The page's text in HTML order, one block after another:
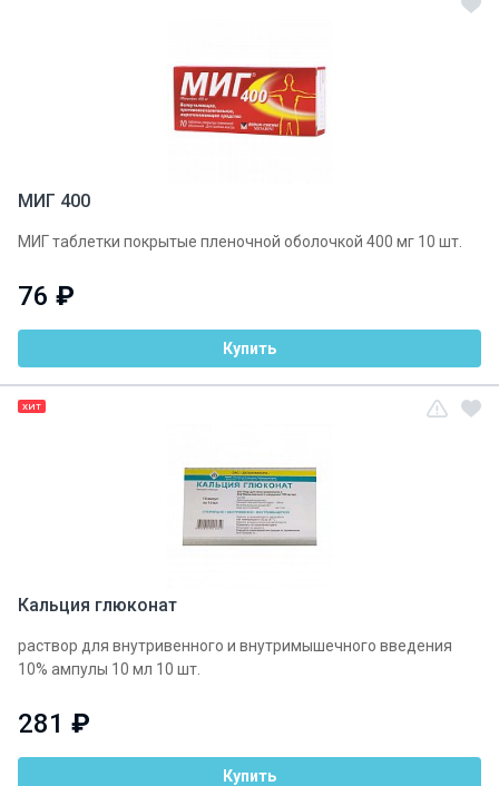
МИГ 400
МИГ таблетки покрытые пленочной оболочкой 400 мг 10 шт.
76 ₽
Купить
ХИТ
Кальция глюконат
раствор для внутривенного и внутримышечного введения
10% ампулы 10 мл 10 шт.
281 ₽
Купить